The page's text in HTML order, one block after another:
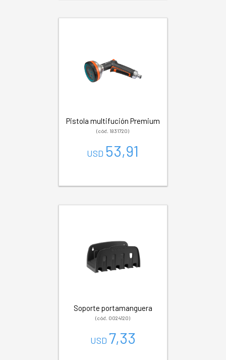
Pistola multifución Premium
(cód. 1831720)
USD 53,91
Soporte portamanguera
(cód. 0024120)
USD 7,33